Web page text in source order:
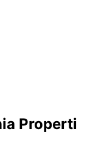
Properti